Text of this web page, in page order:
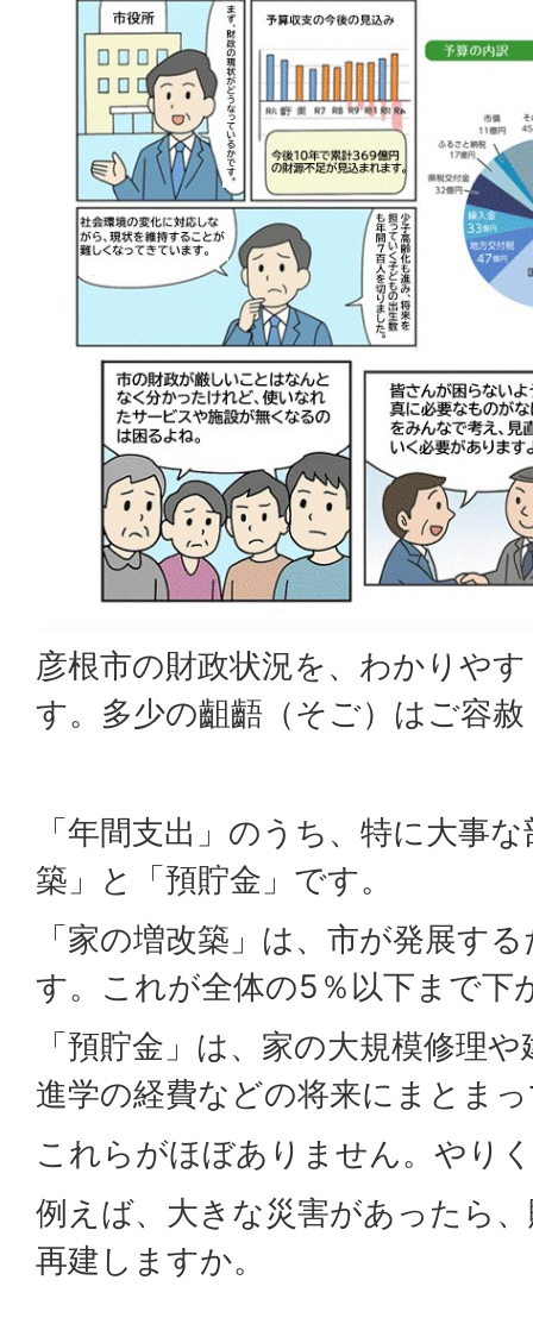
彦根市の財政状況を、わかりや
す。多少の齟齬（そご）はご容
「年間支出」のうち、特に大事
築」と「預貯金」です。
「家の増改築」は、市が発展す
す。これが全体の5％以下まで下
「預貯金」は、家の大規模修理
進学の経費などの将来にまとま
これらがほぼありません。やり
例えば、大きな災害があったら
再建しますか。